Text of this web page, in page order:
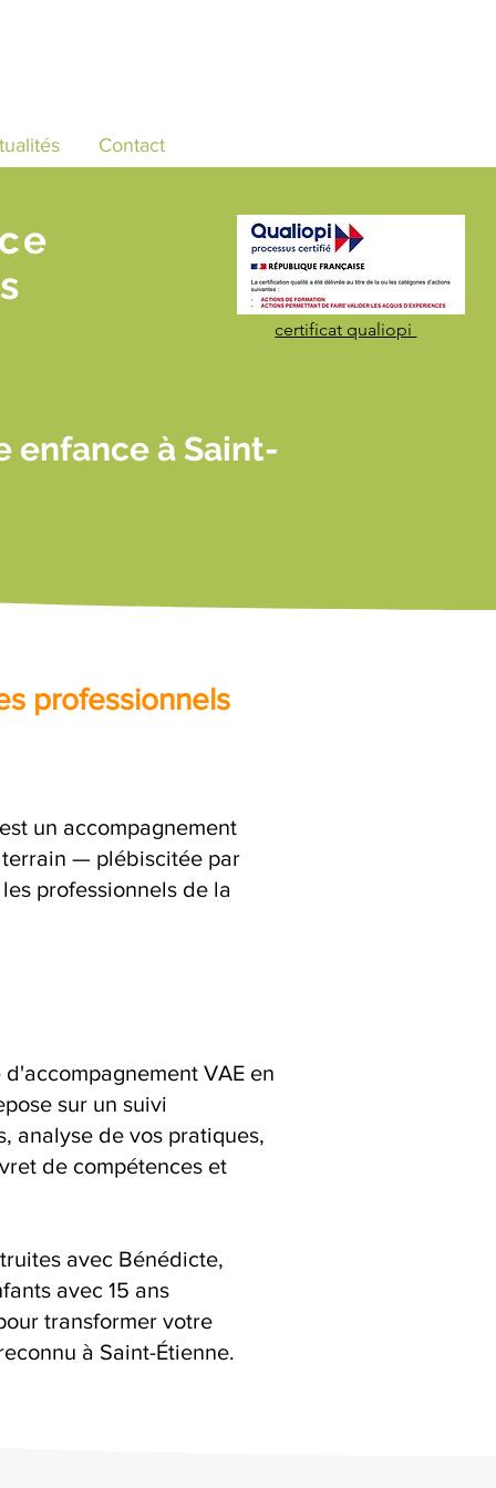
Contact
certificat qualiopi
enfance à Saint-
professionnels
un accompagnement
terrain — plébiscitée par
professionnels de la
VAE en
sur un suivi
analyse de vos pratiques,
de compétences et
avec Bénédicte,
avec 15 ans
transformer votre
à Saint-Étienne.